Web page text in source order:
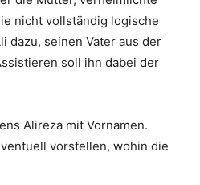
nicht vollständig logische
dazu, seinen Vater aus der
soll ihn dabei der
Alireza mit Vornamen.
vorstellen, wohin die